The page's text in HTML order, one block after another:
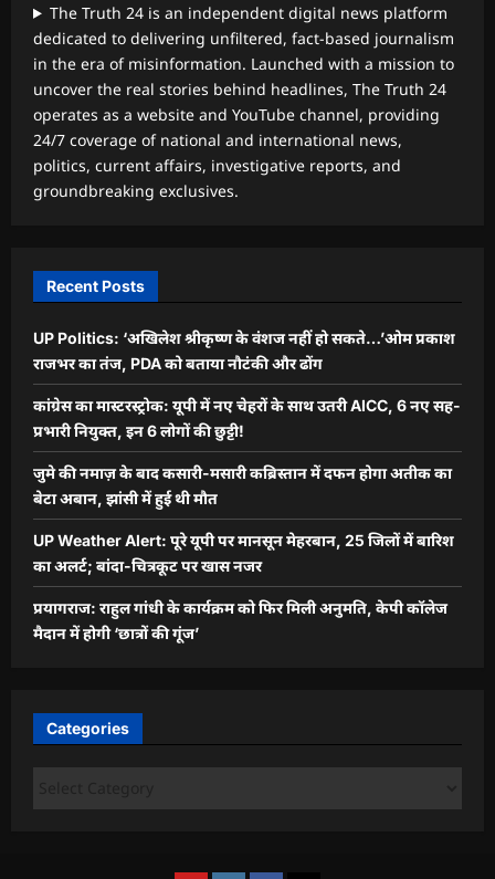
The Truth 24 is an independent digital news platform
dedicated to delivering unfiltered, fact-based journalism
in the era of misinformation. Launched with a mission to
uncover the real stories behind headlines, The Truth 24
operates as a website and YouTube channel, providing
24/7 coverage of national and international news,
politics, current affairs, investigative reports, and
groundbreaking exclusives.
Recent Posts
UP Politics: ‘अखिलेश श्रीकृष्ण के वंशज नहीं हो सकते…’ओम प्रकाश
राजभर का तंज, PDA को बताया नौटंकी और ढोंग
कांग्रेस का मास्टरस्ट्रोक: यूपी में नए चेहरों के साथ उतरी AICC, 6 नए सह-
प्रभारी नियुक्त, इन 6 लोगों की छुट्टी!
जुमे की नमाज़ के बाद कसारी-मसारी कब्रिस्तान में दफन होगा अतीक का
बेटा अबान, झांसी में हुई थी मौत
UP Weather Alert: पूरे यूपी पर मानसून मेहरबान, 25 जिलों में बारिश
का अलर्ट; बांदा-चित्रकूट पर खास नजर
प्रयागराज: राहुल गांधी के कार्यक्रम को फिर मिली अनुमति, केपी कॉलेज
मैदान में होगी ‘छात्रों की गूंज’
Categories